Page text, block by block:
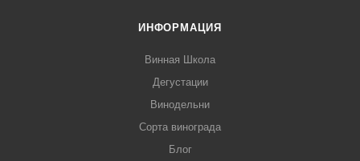
ИНФОРМАЦИЯ
Винная Школа
Дегустации
Винодельни
Сорта винограда
Блог